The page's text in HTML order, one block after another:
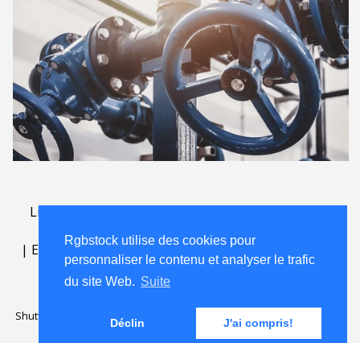
Rgbstock utilise des cookies pour
personnaliser le contenu et analyser le trafic
du site Web. Suite
Déclin J'ai compris!
Lightbox
| English|Deutsch|Español|Polski|
Nederlands|
Shutterstock official partner of Rgbstock
Saqurai AI official partner of